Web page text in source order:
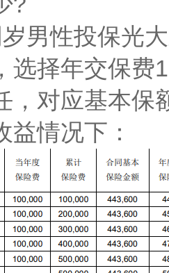
男性投保光
选择年交保费
，对应基本保
益情况下：